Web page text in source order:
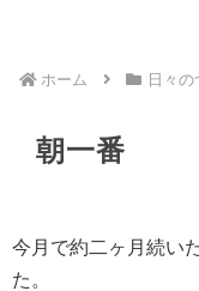
ホーム 日々の
朝一番
今月で約二ヶ月続い
た。